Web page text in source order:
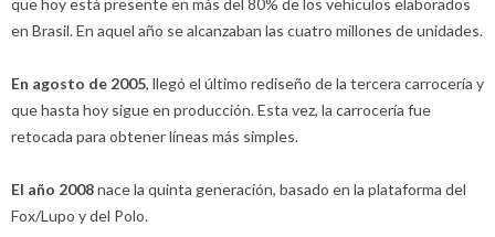
que hoy está presente en más del 80% de los vehículos elaborados
en Brasil. En aquel año se alcanzaban las cuatro millones de unidades.
En agosto de 2005, llegó el último rediseño de la tercera carrocería y
que hasta hoy sigue en producción. Esta vez, la carrocería fue
retocada para obtener líneas más simples.
El año 2008nace la quinta generación, basado en la plataforma del
Fox/Lupo y del Polo.